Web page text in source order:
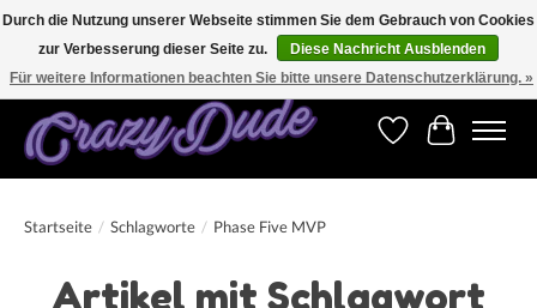
Versandkostenfrei bestellen ab CHF 200.00 in der Schweiz und ab EUR 250.00 in den
meisten Ländern weltweit.
Wunschzettel
Ihr
Startseite / Schlagworte / Phase Five MVP
Artikel mit Schlagwort
Durch die Nutzung unserer Webseite stimmen Sie dem Gebrauch von Cookies
zur Verbesserung dieser Seite zu.
Diese Nachricht Ausblenden
Für weitere Informationen beachten Sie bitte unsere Datenschutzerklärung. »